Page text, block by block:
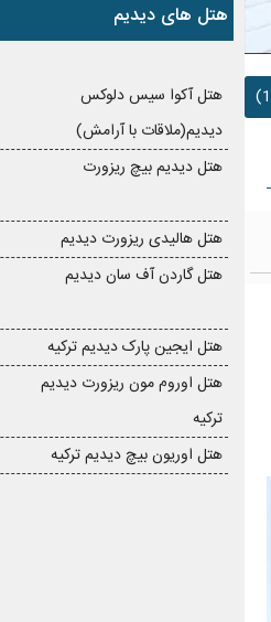
هتل های دیدیم
هتل آکوا سیس دلوکس
دیدیم(ملاقات با آرامش)
هتل دیدیم بیچ ریزورت
هتل هالیدی ریزورت دیدیم
هتل گاردن آف سان دیدیم
هتل ایجین پارک دیدیم ترکیه
هتل اوروم مون ریزورت دیدیم
ترکیه
هتل اوریون بیچ دیدیم ترکیه